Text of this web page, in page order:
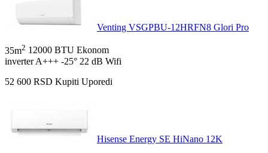
Venting VSGPBU-12HRFN8 Glori Pro
35m2 12000 BTU Ekonom
inverter A+++ -25° 22 dB Wifi
52 600 RSD Kupiti Uporedi
Hisense Energy SE HiNano 12K